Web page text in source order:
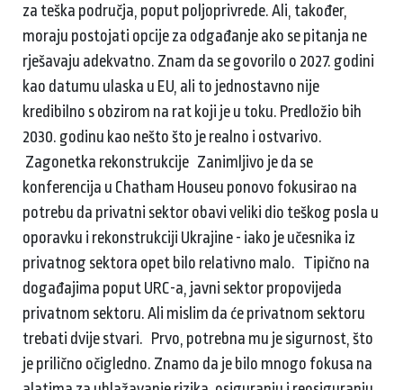
za teška područja, poput poljoprivrede. Ali, također,
moraju postojati opcije za odgađanje ako se pitanja ne
rješavaju adekvatno. Znam da se govorilo o 2027. godini
kao datumu ulaska u EU, ali to jednostavno nije
kredibilno s obzirom na rat koji je u toku. Predložio bih
2030. godinu kao nešto što je realno i ostvarivo.
Zagonetka rekonstrukcije Zanimljivo je da se
konferencija u Chatham Houseu ponovo fokusirao na
potrebu da privatni sektor obavi veliki dio teškog posla u
oporavku i rekonstrukciji Ukrajine - iako je učesnika iz
privatnog sektora opet bilo relativno malo. Tipično na
događajima poput URC-a, javni sektor propovijeda
privatnom sektoru. Ali mislim da će privatnom sektoru
trebati dvije stvari. Prvo, potrebna mu je sigurnost, što
je prilično očigledno. Znamo da je bilo mnogo fokusa na